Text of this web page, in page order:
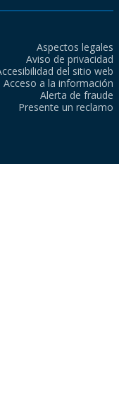
Aspectos legales
Aviso de privacidad
del sitio web
Acceso a la información
Alerta de fraude
Presente un reclamo